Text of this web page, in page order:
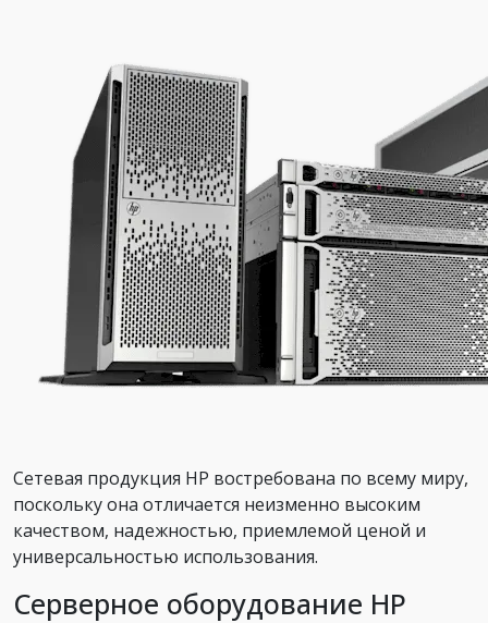
Сетевая продукция HP востребована по всему миру,
поскольку она отличается неизменно высоким
качеством, надежностью, приемлемой ценой и
универсальностью использования.
Серверное оборудование HP